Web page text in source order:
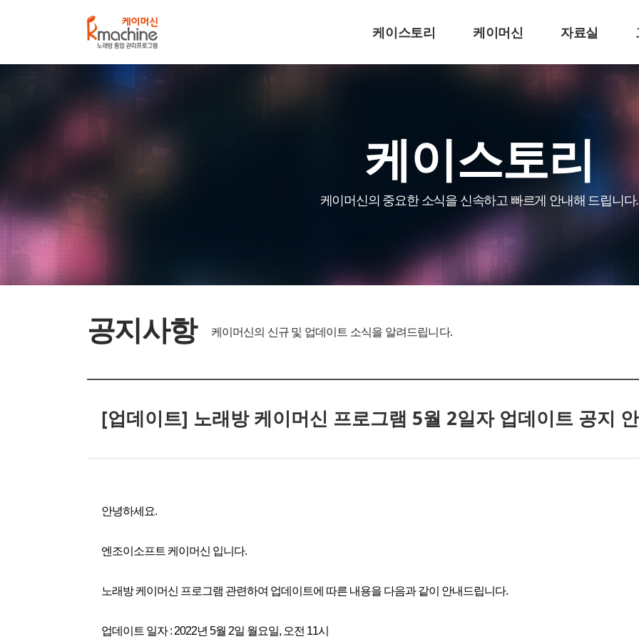
케
이
머
신
케이스토리 케이머신 자료실
케이스토리
케이머신의 중요한 소식을 신속하고 빠르게 안내해 드립니다.
공지사항 케이머신의 신규 및 업데이트 소식을 알려드립니다.
[업데이트] 노래방 케이머신 프로그램 5월 2일자 업데이트 공지
안녕하세요.
엔조이소프트 케이머신 입니다.
노래방 케이머신 프로그램 관련하여 업데이트에 따른 내용을 다음과 같이 안내드립니다.
업데이트 일자 : 2022년 5월 2일 월요일, 오전 11시